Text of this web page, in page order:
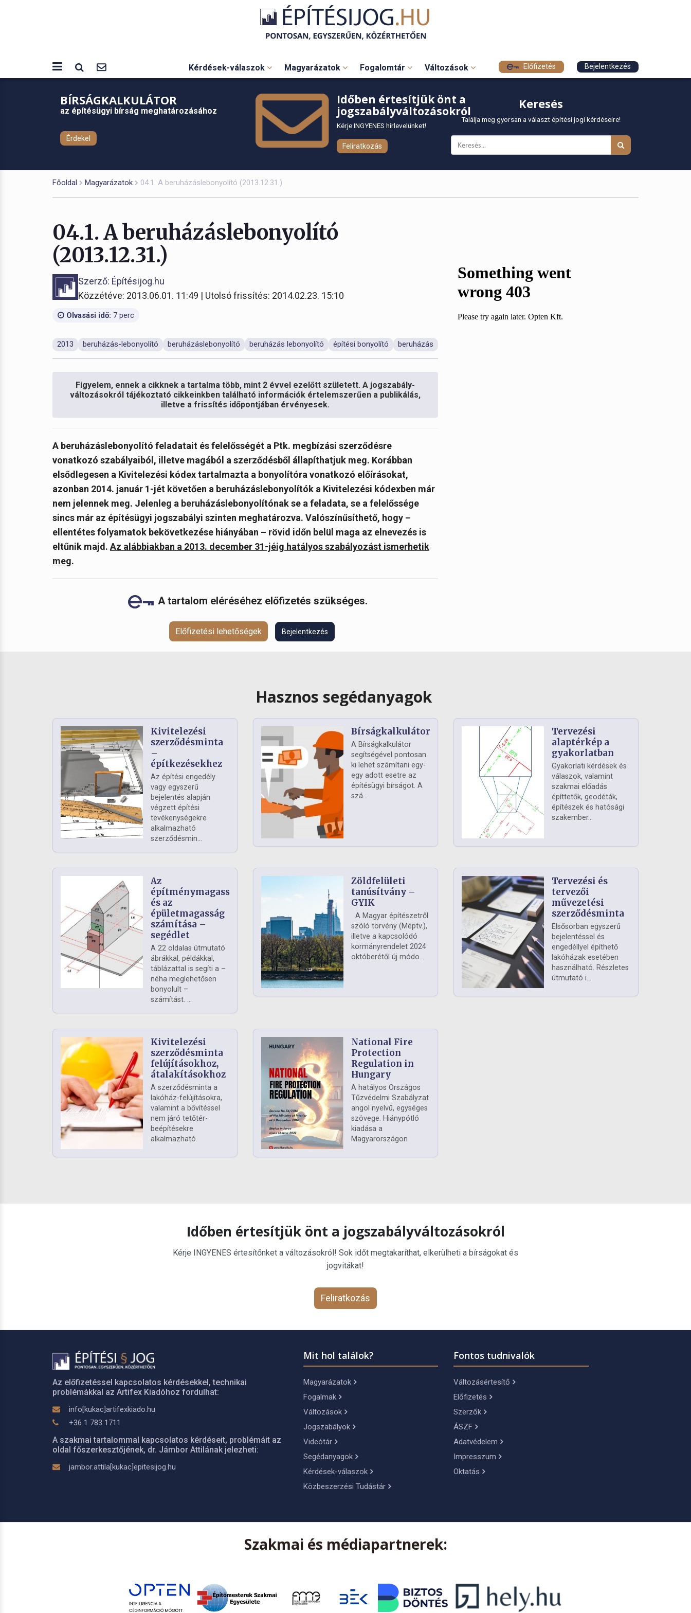
Kérdések-válaszok Magyarázatok Fogalomtár Változások Előfizetés Bejelentkezés
BÍRSÁGKALKULÁTOR
az építésügyi bírság meghatározásához
Érdekel
Időben értesítjük önt a
jogszabályváltozásokról
Kérje INGYENES hírlevelünket!
Feliratkozás
Keresés
Találja meg gyorsan a választ építési jogi kérdéseire!
Főoldal Magyarázatok 04.1. A beruházáslebonyolító (2013.12.31.)
04.1. A beruházáslebonyolító
(2013.12.31.)
Szerző: Építésijog.hu
Közzétéve: 2013.06.01. 11:49 | Utolsó frissítés: 2014.02.23. 15:10
Olvasási idő: 7 perc
2013 beruházás-lebonyolító beruházáslebonyolító beruházás lebonyolító építési bonyolító beruházás
Figyelem, ennek a cikknek a tartalma több, mint 2 évvel ezelőtt született. A jogszabály-
változásokról tájékoztató cikkeinkben található információk értelemszerűen a publikálás,
illetve a frissítés időpontjában érvényesek.
A beruházáslebonyolító feladatait és felelősségét a Ptk. megbízási szerződésre
vonatkozó szabályaiból, illetve magából a szerződésből állapíthatjuk meg. Korábban
elsődlegesen a Kivitelezési kódex tartalmazta a bonyolítóra vonatkozó előírásokat,
azonban 2014. január 1-jét követően a beruházáslebonyolítók a Kivitelezési kódexben már
nem jelennek meg. Jelenleg a beruházáslebonyolítónak se a feladata, se a felelőssége
sincs már az építésügyi jogszabályi szinten meghatározva. Valószínűsíthető, hogy –
ellentétes folyamatok bekövetkezése hiányában – rövid időn belül maga az elnevezés is
eltűnik majd. Az alábbiakban a 2013. december 31-jéig hatályos szabályozást ismerhetik
meg.
A tartalom eléréséhez előfizetés szükséges.
Előfizetési lehetőségek Bejelentkezés
Hasznos segédanyagok
Kivitelezési
szerződésminta
–
építkezésekhez
Az építési engedély
vagy egyszerű
bejelentés alapján
végzett építési
tevékenységekre
alkalmazható
szerződésmin...
Bírságkalkulátor
A Bírságkalkulátor
segítségével pontosan
ki lehet számítani egy-
egy adott esetre az
építésügyi bírságot. A
szá...
Tervezési
alaptérkép a
gyakorlatban
Gyakorlati kérdések és
válaszok, valamint
szakmai előadás
építtetők, geodéták,
építészek és hatósági
szakember...
Az
építménymagasság
és az
épületmagasság
számítása –
segédlet
A 22 oldalas útmutató
ábrákkal, példákkal,
táblázattal is segíti a –
néha meglehetősen
bonyolult –
számítást. ...
Zöldfelületi
tanúsítvány –
GYIK
A Magyar építészetről
szóló törvény (Méptv.),
illetve a kapcsolódó
kormányrendelet 2024
októberétől új módo...
Tervezési és
tervezői
művezetési
szerződésminta
Elsősorban egyszerű
bejelentéssel és
engedéllyel építhető
lakóházak esetében
használható. Részletes
útmutató i...
Kivitelezési
szerződésminta
felújításokhoz,
átalakításokhoz
A szerződésminta a
lakóház-felújításokra,
valamint a bővítéssel
nem járó tetőtér-
beépítésekre
alkalmazható.
National Fire
Protection
Regulation in
Hungary
A hatályos Országos
Tűzvédelmi Szabályzat
angol nyelvű, egységes
szövege. Hiánypótló
kiadása a
Magyarországon
Időben értesítjük önt a jogszabályváltozásokról
Kérje INGYENES értesítőnket a változásokról! Sok időt megtakaríthat, elkerülheti a bírságokat és
jogvitákat!
Feliratkozás
Az előfizetéssel kapcsolatos kérdésekkel, technikai
problémákkal az Artifex Kiadóhoz fordulhat:
info[kukac]artifexkiado.hu
+36 1 783 1711
A szakmai tartalommal kapcsolatos kérdéseit, problémáit az
oldal főszerkesztőjének, dr. Jámbor Attilának jelezheti:
jambor.attila[kukac]epitesijog.hu
Mit hol találok?
Magyarázatok
Fogalmak
Változások
Jogszabályok
Videótár
Segédanyagok
Kérdések-válaszok
Közbeszerzési Tudástár
Fontos tudnivalók
Változásértesítő
Előfizetés
Szerzők
ÁSZF
Adatvédelem
Impresszum
Oktatás
Szakmai és médiapartnerek: